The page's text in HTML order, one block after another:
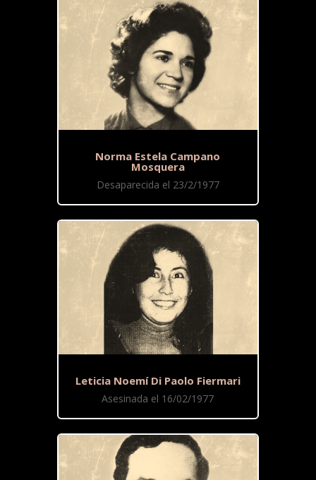
Norma Estela Campano
Mosquera
Desaparecida el 23/2/1977
Leticia Noemí Di Paolo Fiermari
Asesinada el 16/02/1977